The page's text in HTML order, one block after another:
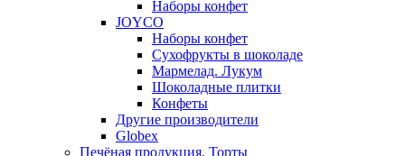
Наборы конфет
JOYCO
Наборы конфет
Сухофрукты в шоколаде
Мармелад. Лукум
Шоколадные плитки
Конфеты
Другие производители
Globex
Печёная продукция. Торты